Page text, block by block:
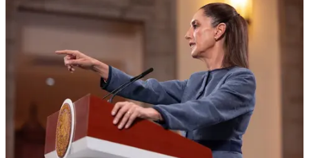
RECIENTE
México condena violencia
contra migrantes en LA; exige
respeto